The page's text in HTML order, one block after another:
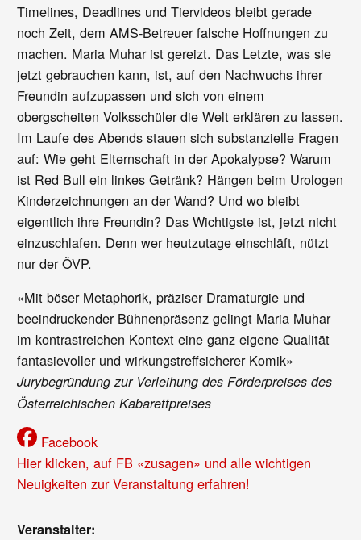
Timelines, Deadlines und Tiervideos bleibt gerade
noch Zeit, dem AMS-Betreuer falsche Hoffnungen zu
machen. Maria Muhar ist gereizt. Das Letzte, was sie
jetzt gebrauchen kann, ist, auf den Nachwuchs ihrer
Freundin aufzupassen und sich von einem
obergscheiten Volksschüler die Welt erklären zu lassen.
Im Laufe des Abends stauen sich substanzielle Fragen
auf: Wie geht Elternschaft in der Apokalypse? Warum
ist Red Bull ein linkes Getränk? Hängen beim Urologen
Kinderzeichnungen an der Wand? Und wo bleibt
eigentlich ihre Freundin? Das Wichtigste ist, jetzt nicht
einzuschlafen. Denn wer heutzutage einschläft, nützt
nur der ÖVP.
«Mit böser Metaphorik, präziser Dramaturgie und
beeindruckender Bühnenpräsenz gelingt Maria Muhar
im kontrastreichen Kontext eine ganz eigene Qualität
fantasievoller und wirkungstreffsicherer Komik»
Jurybegründung zur Verleihung des Förderpreises des
Österreichischen Kabarettpreises
Facebook
Hier klicken, auf FB «zusagen» und alle wichtigen
Neuigkeiten zur Veranstaltung erfahren!
Veranstalter: